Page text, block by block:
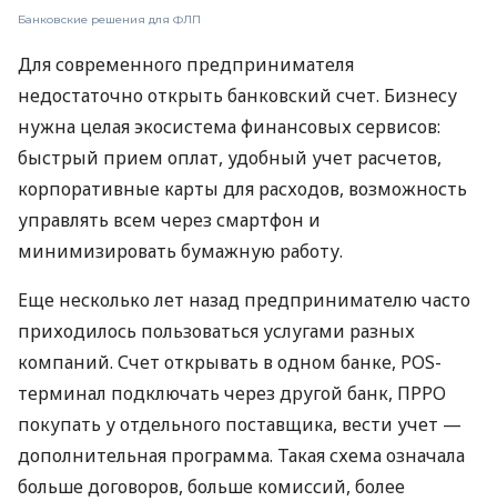
Банковские решения для ФЛП
Для современного предпринимателя
недостаточно открыть банковский счет. Бизнесу
нужна целая экосистема финансовых сервисов:
быстрый прием оплат, удобный учет расчетов,
корпоративные карты для расходов, возможность
управлять всем через смартфон и
минимизировать бумажную работу.
Еще несколько лет назад предпринимателю часто
приходилось пользоваться услугами разных
компаний. Счет открывать в одном банке, POS-
терминал подключать через другой банк, ПРРО
покупать у отдельного поставщика, вести учет —
дополнительная программа. Такая схема означала
больше договоров, больше комиссий, более